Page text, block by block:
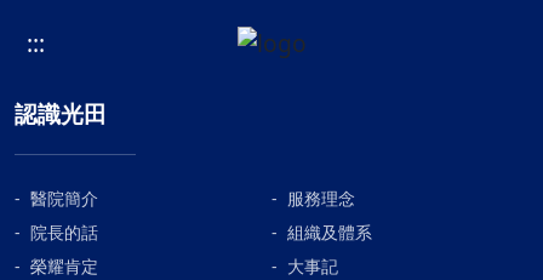
:::
認識光田
醫院簡介
服務理念
院長的話
組織及體系
榮耀肯定
大事記